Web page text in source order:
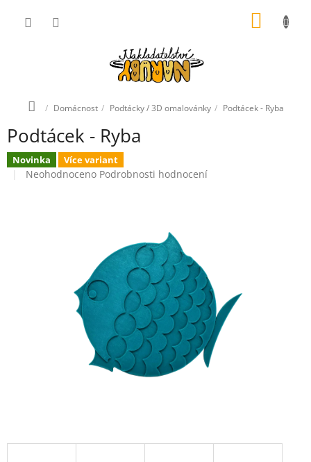
DomůDomácnost Podtácky / 3D omalovánky Podtácek - Ryba
Podtácek - Ryba
Novinka Více variant
Průměrné
Neohodnoceno Podrobnosti hodnocení